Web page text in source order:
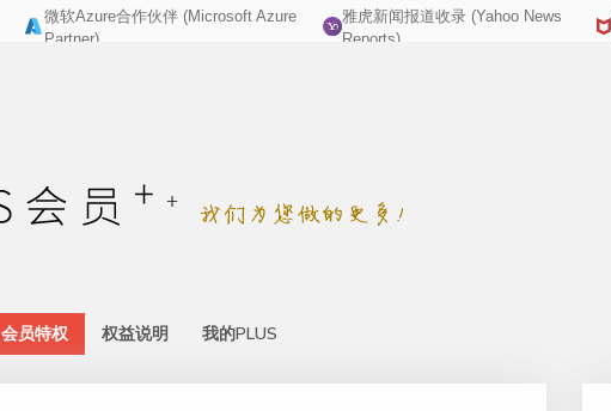
微软Azure合作伙伴 (Microsoft Azure
Partner)
雅虎新闻报道收录 (Yahoo News
Reports)
http://yemao.one
会员特权 权益说明 我的PLUS